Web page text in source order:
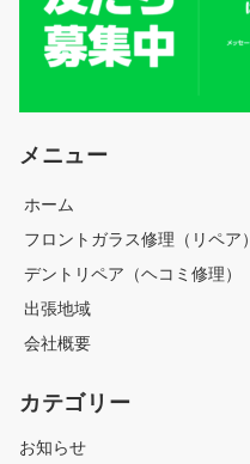
メニュー
ホーム
フロントガラス修理（リペア）
デントリペア（ヘコミ修理）
出張地域
会社概要
カテゴリー
お知らせ